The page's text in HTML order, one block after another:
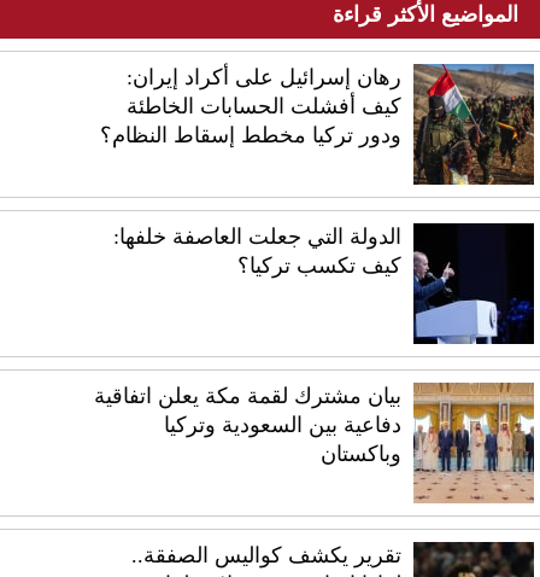
المواضيع الأكثر قراءة
رهان إسرائيل على أكراد إيران:
كيف أفشلت الحسابات الخاطئة
ودور تركيا مخطط إسقاط النظام؟
الدولة التي جعلت العاصفة خلفها:
كيف تكسب تركيا؟
بيان مشترك لقمة مكة يعلن اتفاقية
دفاعية بين السعودية وتركيا
وباكستان
تقرير يكشف كواليس الصفقة..